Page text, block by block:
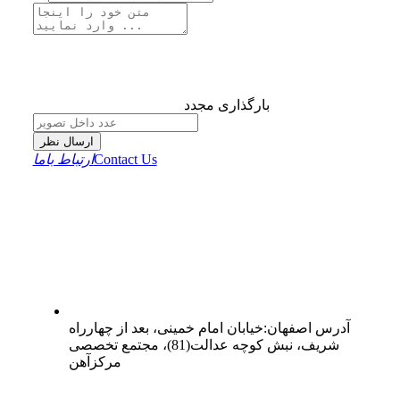
بارگذاری مجدد
ارسال نظر
ارتباط باماContact Us
آدرس اصفهان:خیابان امام خمینی، بعد از چهارراه
شریف، نبش کوچه عدالت(81)، مجتمع تخصصی
مرکزآهن